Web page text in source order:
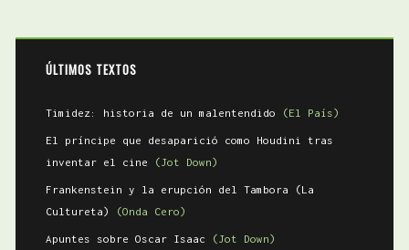
ÚLTIMOS TEXTOS
Timidez: historia de un malentendido (El País)
El príncipe que desaparició como Houdini tras
inventar el cine
(Jot Down)
Frankenstein y la erupción del Tambora (La
Cultureta)
(Onda Cero)
Apuntes sobre Oscar Isaac (Jot Down)